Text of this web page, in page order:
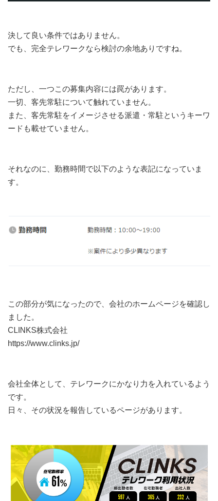
決して良い条件ではありません。
でも、完全テレワークなら検討の余地ありですね。
ただし、一つこの募集内容には罠があります。
一切、客先常駐について触れていません。
また、客先常駐をイメージさせる派遣・常駐というキーワ
ードも載せていません。
それなのに、勤務時間で以下のような表記になっていま
す。
この部分が気になったので、会社のホームページを確認し
ました。
CLINKS株式会社
https://www.clinks.jp/
会社全体として、テレワークにかなり力を入れているよう
です。
日々、その状況を報告しているページがあります。